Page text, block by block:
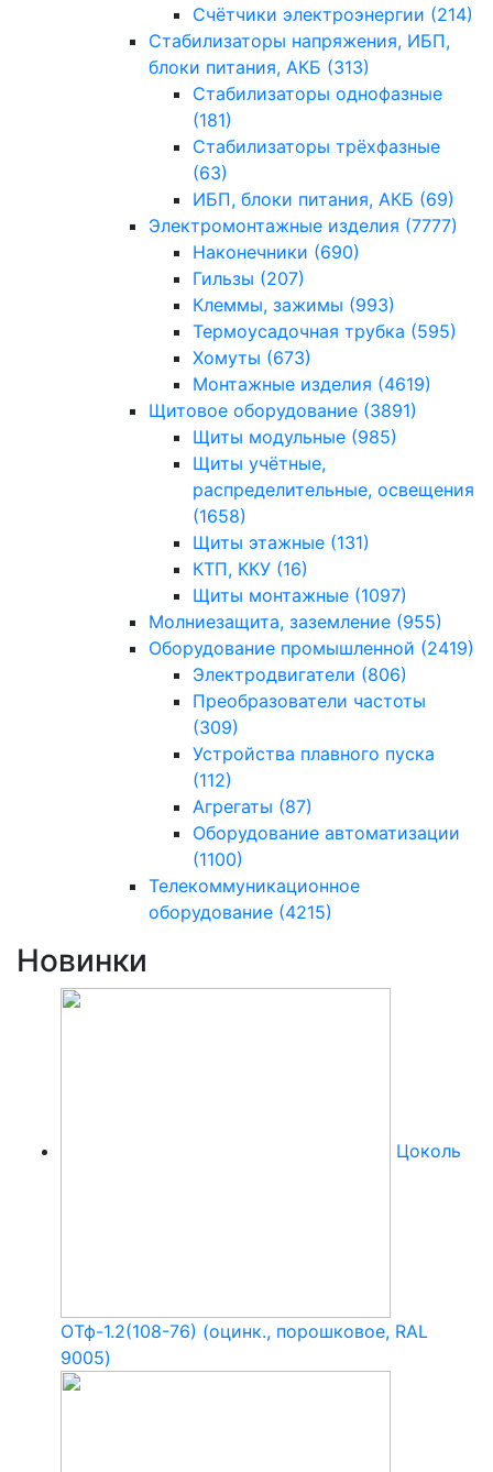
Счётчики электроэнергии (214)
Стабилизаторы напряжения, ИБП,
блоки питания, АКБ (313)
Стабилизаторы однофазные
(181)
Стабилизаторы трёхфазные
(63)
ИБП, блоки питания, АКБ (69)
Электромонтажные изделия (7777)
Наконечники (690)
Гильзы (207)
Клеммы, зажимы (993)
Термоусадочная трубка (595)
Хомуты (673)
Монтажные изделия (4619)
Щитовое оборудование (3891)
Щиты модульные (985)
Щиты учётные,
распределительные, освещения
(1658)
Щиты этажные (131)
КТП, ККУ (16)
Щиты монтажные (1097)
Молниезащита, заземление (955)
Оборудование промышленной (2419)
Электродвигатели (806)
Преобразователи частоты
(309)
Устройства плавного пуска
(112)
Агрегаты (87)
Оборудование автоматизации
(1100)
Телекоммуникационное
оборудование (4215)
Новинки
Цоколь
ОТф-1.2(108-76) (оцинк., порошковое, RAL
9005)